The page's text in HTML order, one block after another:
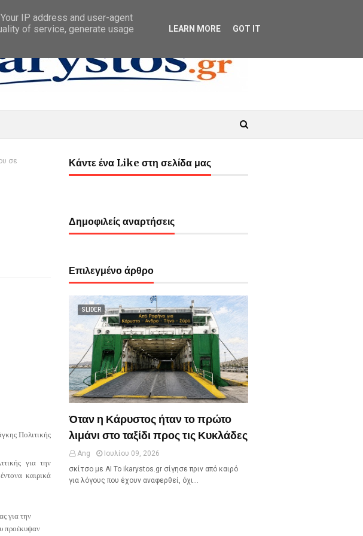
σε
Πολιτικής
για την
καιρικά
για την
προέκυψαν
Κάντε ένα Like στη σελίδα μας
Δημοφιλείς αναρτήσεις
Επιλεγμένο άρθρο
SLIDER
Όταν η Κάρυστος ήταν το πρώτο
λιμάνι στο ταξίδι προς τις Κυκλάδες
Ang
Ιουλίου 09, 2026
σκίτσο με ΑΙ Το ikarystos.gr σίγησε πριν από καιρό
για λόγους που έχουν αναφερθεί, όχι…
IP address and user-agent
of service, generate usage
LEARN MORE GOT IT